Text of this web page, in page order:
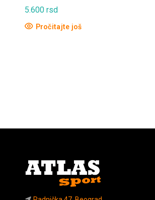
5.600 rsd
Pročitajte još